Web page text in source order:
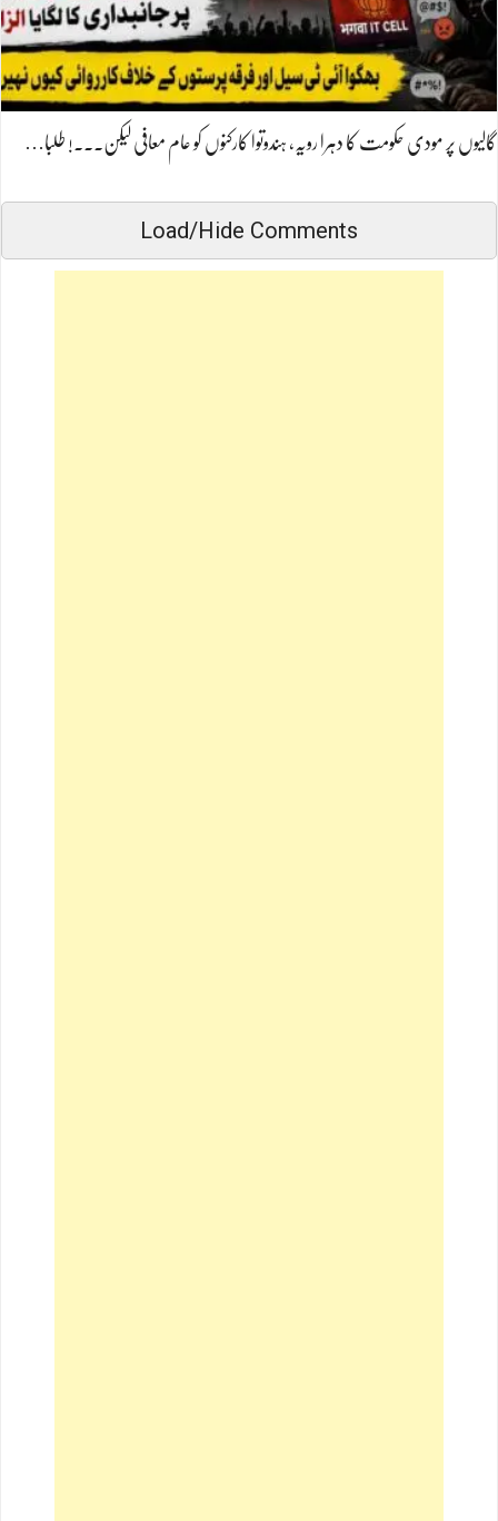
گالیوں پر مودی حکومت کا دہرا رویہ، ہندوتوا کارکنوں کو عام معافی لیکن۔۔۔! طلبا…
Load/Hide Comments